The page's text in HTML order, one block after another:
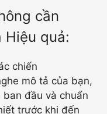
cần
Hiệu quả:
chiến
mô tả của bạn,
đầu và chuẩn
trước khi đến